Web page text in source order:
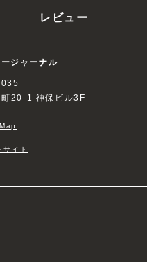
レビュー
ジャーナル
20-1 神保ビル3F
サイト